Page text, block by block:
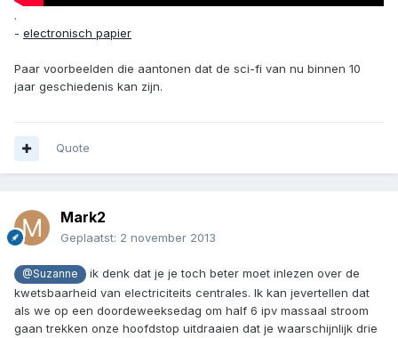
.
- electronisch papier
Paar voorbeelden die aantonen dat de sci-fi van nu binnen 10
jaar geschiedenis kan zijn.
Quote
Mark2
Geplaatst: 2 november 2013
@Suzanne
ik denk dat je je toch beter moet inlezen over de
kwetsbaarheid van electriciteits centrales. Ik kan jevertellen dat
als we op een doordeweeksedag om half 6 ipv massaal stroom
gaan trekken onze hoofdstop uitdraaien dat je waarschijnlijk drie